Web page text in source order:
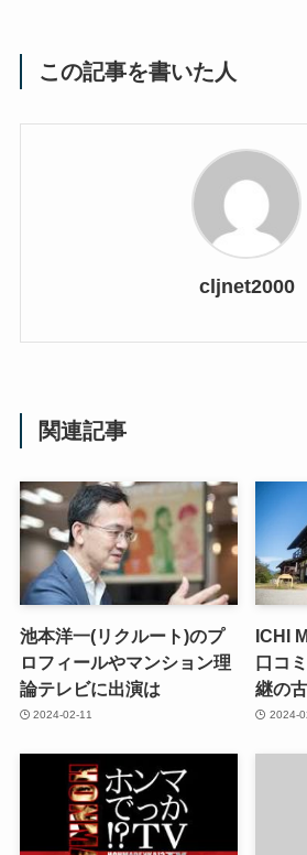
この記事を書いた人
cljnet2000
関連記事
池本洋一(リクルート)のプ
ロフィールやマンション理
論テレビに出演は
2024-02-11
ICHI
口コ
継の
2024-